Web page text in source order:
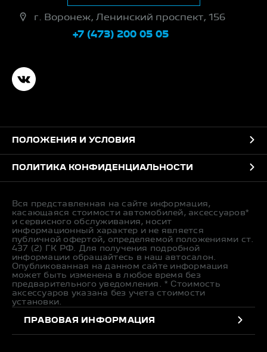
г. Воронеж, Ленинский проспект, 156
+7 (473) 200 05 05
ПОЛОЖЕНИЯ И УСЛОВИЯ
ПОЛИТИКА КОНФИДЕНЦИАЛЬНОСТИ
Вся представленная на сайте информация,
касающаяся стоимости автомобилей, аксессуаров*
и сервисного обслуживания, носит
информационный характер и не является
публичной офертой, определяемой положениями ст.
437 (2) ГК РФ. Для получения подробной
информации обращайтесь в наш автосалон.
Опубликованная на данном сайте информация
может быть изменена в любое время без
предварительного уведомления. * Стоимость
аксессуаров указана без учета стоимости
установки.
ПРАВОВАЯ ИНФОРМАЦИЯ